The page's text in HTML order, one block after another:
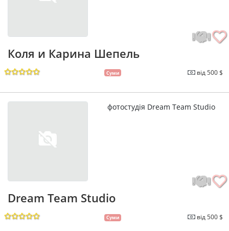
Коля и Карина Шепель
Суми від 500 $
фотостудiя Dream Team Studio
Dream Team Studio
Суми від 500 $